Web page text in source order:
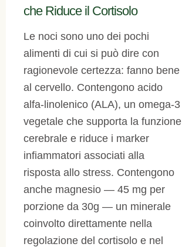
che Riduce il Cortisolo
Le noci sono uno dei pochi
alimenti di cui si può dire con
ragionevole certezza: fanno bene
al cervello. Contengono acido
alfa-linolenico (ALA), un omega-3
vegetale che supporta la funzione
cerebrale e riduce i marker
infiammatori associati alla
risposta allo stress. Contengono
anche magnesio — 45 mg per
porzione da 30g — un minerale
coinvolto direttamente nella
regolazione del cortisolo e nel